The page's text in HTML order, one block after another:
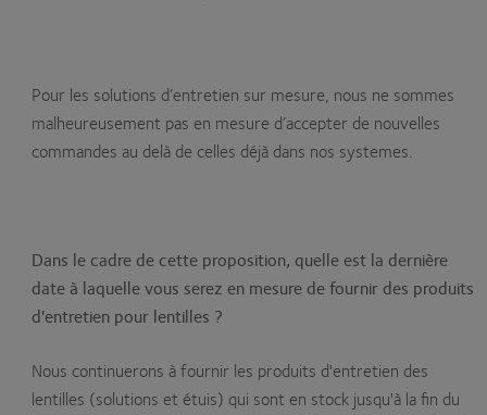
Pour les solutions d’entretien sur mesure, nous ne sommes
malheureusement pas en mesure d’accepter de nouvelles
commandes au delà de celles déjà dans nos systemes.
Dans le cadre de cette proposition, quelle est la dernière
date à laquelle vous serez en mesure de fournir des produits
d'entretien pour lentilles ?
Nous continuerons à fournir les produits d'entretien des
lentilles (solutions et étuis) qui sont en stock jusqu'à la fin du